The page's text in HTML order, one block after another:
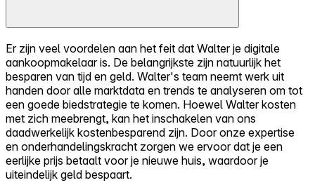
Er zijn veel voordelen aan het feit dat Walter je digitale
aankoopmakelaar is. De belangrijkste zijn natuurlijk het
besparen van tijd en geld. Walter's team neemt werk uit
handen door alle marktdata en trends te analyseren om tot
een goede biedstrategie te komen. Hoewel Walter kosten
met zich meebrengt, kan het inschakelen van ons
daadwerkelijk kostenbesparend zijn. Door onze expertise
en onderhandelingskracht zorgen we ervoor dat je een
eerlijke prijs betaalt voor je nieuwe huis, waardoor je
uiteindelijk geld bespaart.